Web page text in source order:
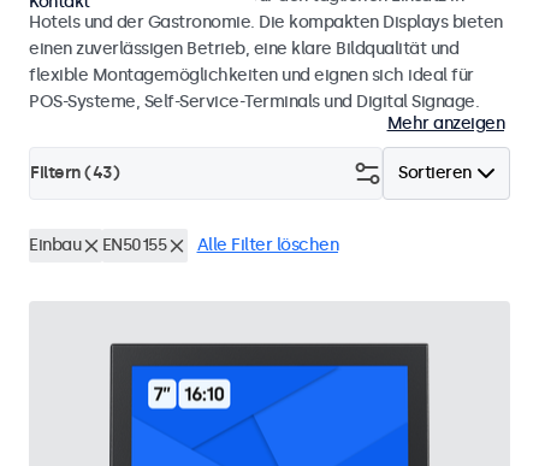
Hotels und der Gastronomie. Die kompakten Displays bieten
einen zuverlässigen Betrieb, eine klare Bildqualität und
flexible Montagemöglichkeiten und eignen sich ideal für
POS-Systeme, Self-Service-Terminals und Digital Signage.
Mehr anzeigen
Sortieren
Filtern (43)
Einbau EN50155 Alle Filter löschen